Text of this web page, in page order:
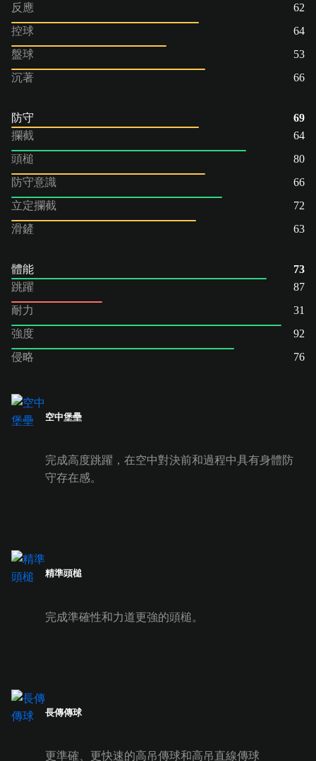
反應
62
控球
64
盤球
53
沉著
66
防守
69
攔截
64
頭槌
80
防守意識
66
立定攔截
72
滑鏟
63
體能
73
跳躍
87
耐力
31
強度
92
侵略
76
空中堡壘
完成高度跳躍，在空中對決前和過程中具有身體防
守存在感。
精準頭槌
完成準確性和力道更強的頭槌。
長傳傳球
更準確、更快速的高吊傳球和高吊直線傳球